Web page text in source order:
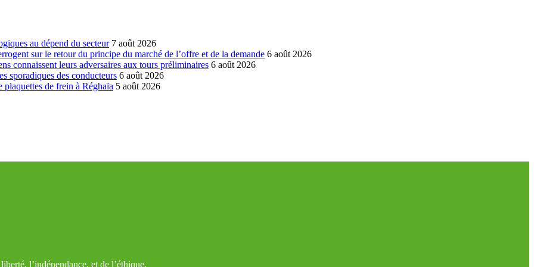
au dépend du secteur 7 août 2026
sur le retour du principe du marché de l’offre et de la demande 6 août 2026
connaissent leurs adversaires aux tours préliminaires 6 août 2026
sporadiques des conducteurs 6 août 2026
de frein à Réghaïa 5 août 2026
l’indépendance, et de l’éthique.